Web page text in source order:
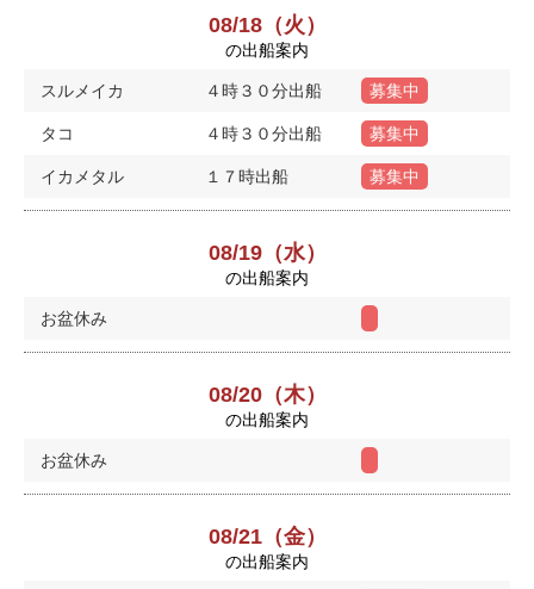
08/18（火）
の出船案内
スルメイカ ４時３０分出船 募集中
タコ ４時３０分出船 募集中
イカメタル １７時出船 募集中
08/19（水）
の出船案内
お盆休み
08/20（木）
の出船案内
お盆休み
08/21（金）
の出船案内